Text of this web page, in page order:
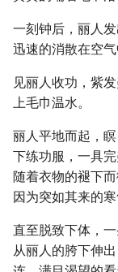
一刻钟后，丽人
迅速的消散在空气
见丽人收功，紫
上毛巾温水。
丽人平地而起，
下练功服，一具
随着衣物的褪下
因为突如其来的寒
直至脱致下体，
从丽人的胯下伸